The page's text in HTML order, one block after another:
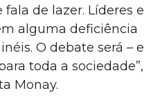
de lazer. Líderes e
alguma deficiência
O debate será – e
toda a sociedade”,
Monay.